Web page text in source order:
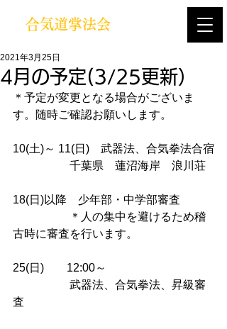
合気道掌法会
4月の予定(3/25更新）
2021年3月25日
＊予定が変更となる場合がございま
す。随時ご確認お願いします。
10(土)～ 11(日 )　武器法、合気拳法合宿
千葉県　蓮沼海岸　浪川荘
18(日 )以降　少年部・中学部審査
＊人の集中を避けるため稽
古時に審査を行います。
25(日 )　　12:00～
武器法、合気拳法、昇級審
査